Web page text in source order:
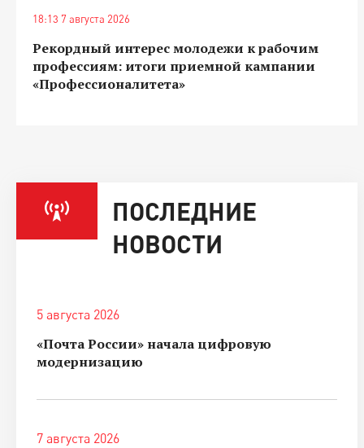
18:13 7 августа 2026
Рекордный интерес молодежи к рабочим
профессиям: итоги приемной кампании
«Профессионалитета»
ПОСЛЕДНИЕ
НОВОСТИ
5 августа 2026
«Почта России» начала цифровую
модернизацию
7 августа 2026